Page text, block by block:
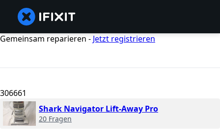
Gemeinsam reparieren - Jetzt registrieren
306661
Shark Navigator Lift-Away Pro
20 Fragen